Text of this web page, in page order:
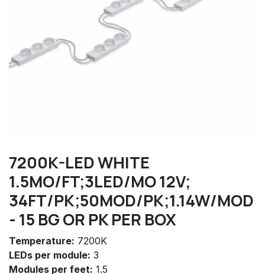
7200K-LED WHITE
1.5MO/FT;3LED/MO 12V;
34FT/PK;50MOD/PK;1.14W/MOD
- 15 BG OR PK PER BOX
Temperature: 7200K
LEDs per module: 3
Modules per feet: 1.5